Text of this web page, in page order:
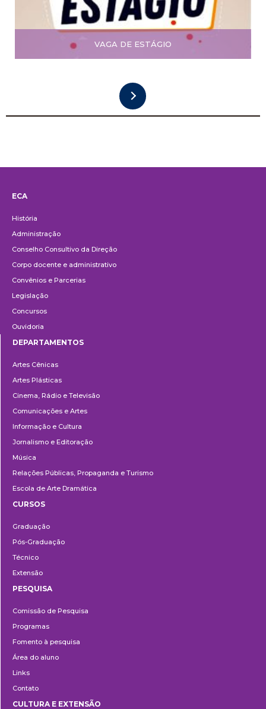
VAGA DE ESTÁGIO
ECA
História
Administração
Conselho Consultivo da Direção
Corpo docente e administrativo
Convênios e Parcerias
Legislação
Concursos
Ouvidoria
DEPARTAMENTOS
Artes Cênicas
Artes Plásticas
Cinema, Rádio e Televisão
Comunicações e Artes
Informação e Cultura
Jornalismo e Editoração
Música
Relações Públicas, Propaganda e Turismo
Escola de Arte Dramática
CURSOS
Graduação
Pós-Graduação
Técnico
Extensão
PESQUISA
Comissão de Pesquisa
Programas
Fomento à pesquisa
Área do aluno
Links
Contato
CULTURA E EXTENSÃO